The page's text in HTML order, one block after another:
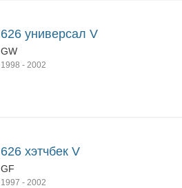
626 универсал V
GW
1998 - 2002
626 хэтчбек V
GF
1997 - 2002